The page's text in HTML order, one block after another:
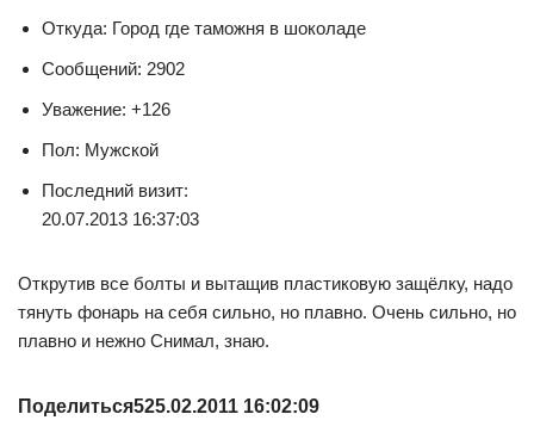
Откуда: Город где таможня в шоколаде
Сообщений: 2902
Уважение: +126
Пол: Мужской
Последний визит:
20.07.2013 16:37:03
Открутив все болты и вытащив пластиковую защёлку, надо
тянуть фонарь на себя сильно, но плавно. Очень сильно, но
плавно и нежно Снимал, знаю.
Поделиться525.02.2011 16:02:09